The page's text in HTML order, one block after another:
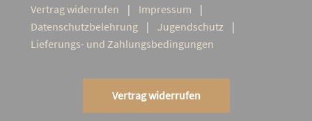
Ver­trag widerrufen
Impres­sum
Daten­schutz­be­leh­rung
Jugend­schutz
Lie­­fe­rungs- und Zahlungsbedingungen
Vertrag widerrufen